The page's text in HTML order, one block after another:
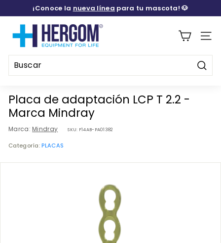
directamente
diapositivas
¡Conoce la nueva línea para tu mascota! 🐶
E
R
G
M
M
E
I
C
Placa de adaptación LCP T 2.2 -
Marca Mindray
Marca: Mindray SKU: F14AB-PA01382
Categoría:PLACAS